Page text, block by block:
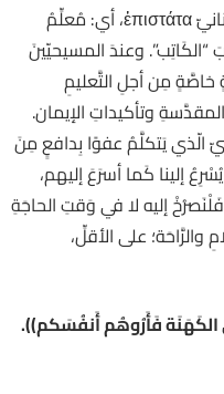
فَفي الأصلِ اليونانيّ ἐπιστάτα، أي: مُعلِّمُ
24)، ويُقابِلُ لَقَبَ “الكَاتِب”. وعندَ المسيحيّينَ
خاصَّةٍ مِن أجلِ التَّعليمِ
وتأكيداتِ الإيمان.
الّذي يَتكلَّمُ عفوًا بِدافعٍ مِنَ
12). ويسوعُ يُسْرِعُ إلينا كَما أسرَعَ إليهم،
إليه لا في وَقتِ الحاجَةِ
على الأقلِّ،
الكَهَنَة فَأَرُوهُم أَنفُسَكم)).